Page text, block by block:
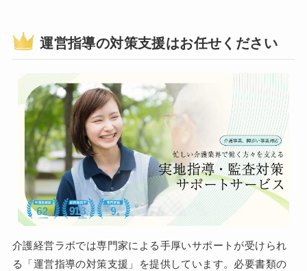
運営指導の対策支援はお任せください
介護経営ラボでは専門家による手厚いサポートが受けられ
る「運営指導の対策支援」を提供しています。必要書類の